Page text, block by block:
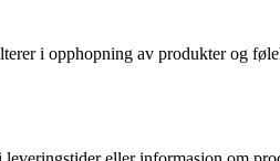
i opphopning av produkter og